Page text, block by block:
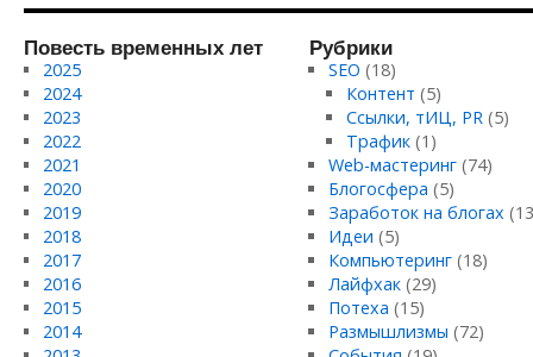
Повесть временных лет
2025
2024
2023
2022
2021
2020
2019
2018
2017
2016
2015
2014
Рубрики
SEO (18)
Контент (5)
Ссылки, тИЦ, PR (5)
Трафик (1)
Web-мастеринг(74)
Блогосфера (5)
Заработок на блогах
Идеи (5)
Компьютеринг(18)
Лайфхак(29)
Потеха (15)
Размышлизмы (72)